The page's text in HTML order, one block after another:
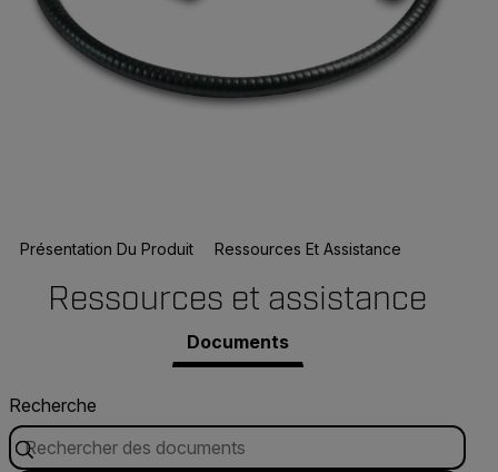
Présentation Du Produit Ressources Et Assistance
Ressources et assistance
Documents
Recherche